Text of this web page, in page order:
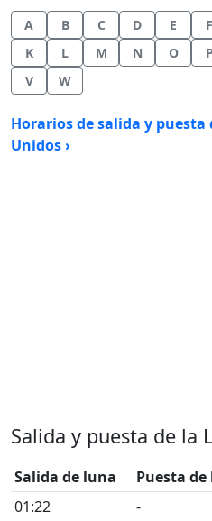
A B C D E F
K
L M N O P
V
W
Horarios de salida y puesta
Unidos ›
Salida y puesta de la
Salida de luna Puesta
01:22
-